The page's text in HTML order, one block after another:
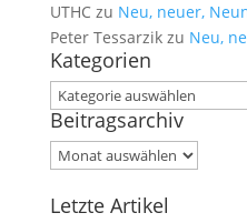
UTHCzu Neu, neuer,
Peter Tessarzikzu Neu,
Kategorien
Kategorien
Beitragsarchiv
Beitragsarchiv
Letzte Artikel